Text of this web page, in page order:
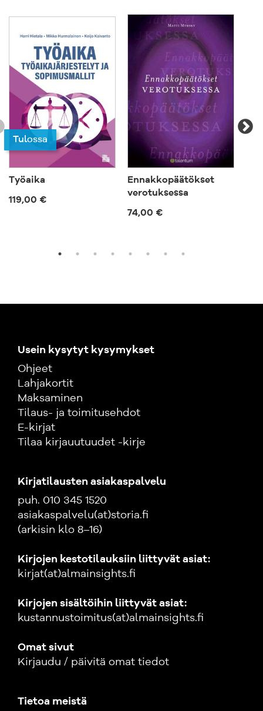
Tulossa
Työaika
119,00 €
Ennakkopäätökset
verotuksessa
74,00 €
Usein kysytyt kysymykset
Ohjeet
Lahjakortit
Maksaminen
Tilaus- ja toimitusehdot
E-kirjat
Tilaa kirjauutuudet -kirje
Kirjatilausten asiakaspalvelu
puh. 010 345 1520
asiakaspalvelu(at)storia.fi
(arkisin klo 8–16)
Kirjojen kestotilauksiin liittyvät asiat:
kirjat(at)almainsights.fi
Kirjojen sisältöihin liittyvät asiat:
kustannustoimitus(at)almainsights.fi
Omat sivut
Kirjaudu / päivitä omat tiedot
Tietoa meistä